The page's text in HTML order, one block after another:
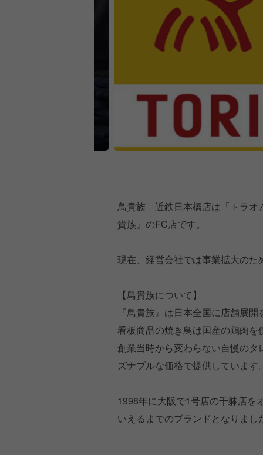
鳥貴族 近鉄日本橋店は「トラオ
貴族』のFC店です。
現在、経営会社では事業拡大の
【鳥貴族について】
『鳥貴族』は日本全国に店舗展
看板商品の焼き鳥は国産の鶏肉
創業当時から変わらない自慢の
ズナブルな価格で提供しています
1998年に大阪で1号店の千躰店を
いえるまでのブランドとなりまし